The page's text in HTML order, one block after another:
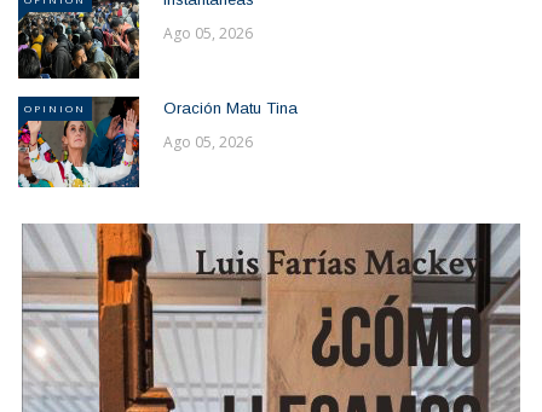
Ago 05, 2026
OPINION Oración Matu Tina
Ago 05, 2026